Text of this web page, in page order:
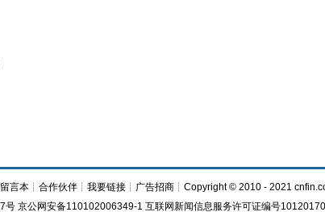
留言本┊ 合作伙伴┊ 我要链接┊ 广告招商┊Copyright © 2010 - 2021
号 京公网安备110102006349-1 互联网新闻信息服务许可证编号